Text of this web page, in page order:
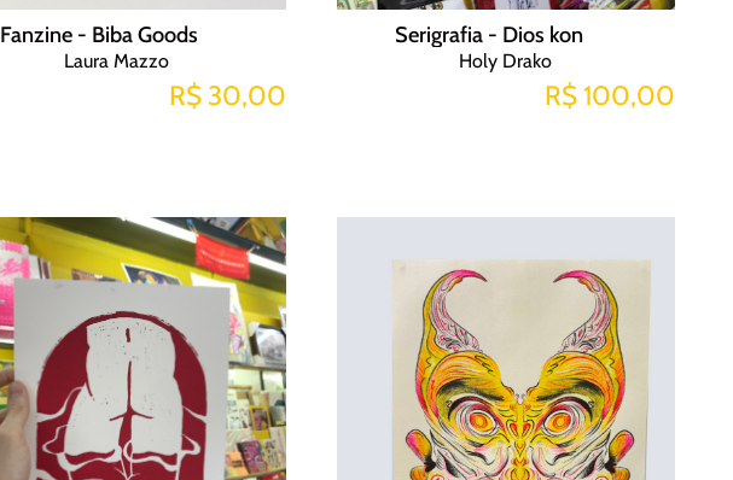
Fanzine - Biba Goods
Laura Mazzo
R$ 30,00
Serigrafia - Dios kon
Holy Drako
R$ 100,00